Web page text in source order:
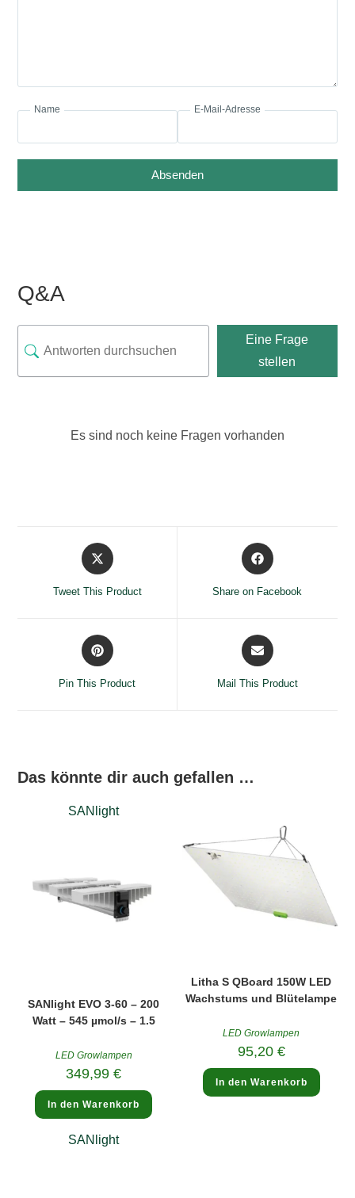
Name E-Mail-Adresse
Absenden
Q&A
Eine Frage
stellen
Es sind noch keine Fragen vorhanden
Opens
in
Tweet This Product
Opens
in
Share on Facebook
Opens
in
Pin This Product
Opens
in
Mail This Product
Das könnte dir auch gefallen …
SANlight
SANlight EVO 3-60 – 200
Watt – 545 µmol/s – 1.5
LED Growlampen
349,99€
In den Warenkorb
Litha S QBoard 150W LED
Wachstums und Blütelampe
LED Growlampen
95,20 €
In den Warenkorb
SANlight